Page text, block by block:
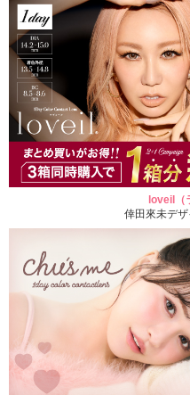
loveil（
倖田來未デ